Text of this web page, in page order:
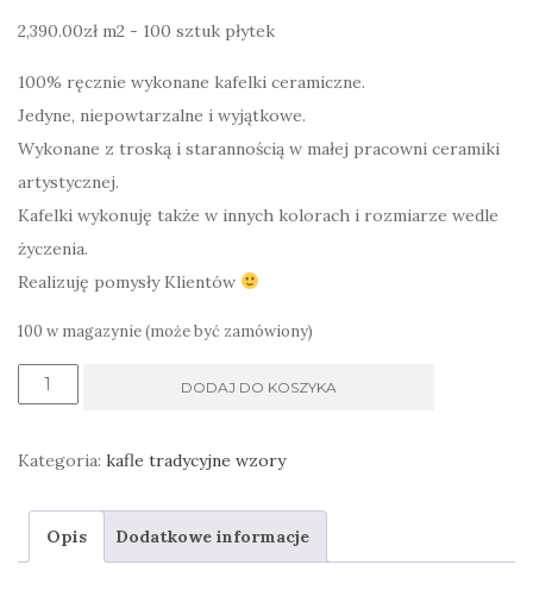
2,390.00zł m2 - 100 sztuk płytek
100% ręcznie wykonane kafelki ceramiczne.
Jedyne, niepowtarzalne i wyjątkowe.
Wykonane z troską i starannością w małej pracowni ceramiki
artystycznej.
Kafelki wykonuję także w innych kolorach i rozmiarze wedle
życzenia.
Realizuję pomysły Klientów
100 w magazynie (może być zamówiony)
ilość
pomarańczowy,
kafle
DODAJ DO KOSZYKA
Kategoria: kafle tradycyjne wzory
Opis Dodatkowe informacje